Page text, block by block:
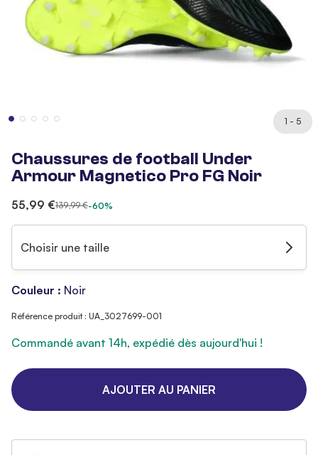
1 - 5
Chaussures de football Under
Armour Magnetico Pro FG Noir
55,99 €139,99 €-60%
Choisir une taille
Couleur : Noir
Référence produit : UA_3027699-001
Commandé avant 14h, expédié dès aujourd'hui !
AJOUTER AU PANIER